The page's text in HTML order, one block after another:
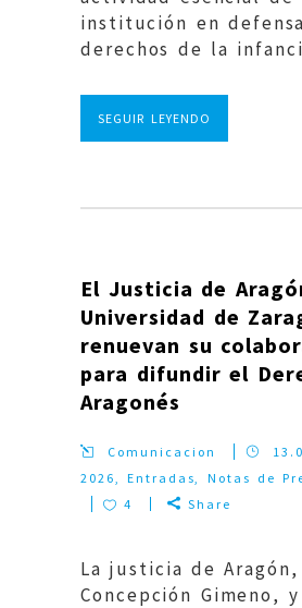
institución en
derechos de la
SEGUIR LEYENDO
El Justicia de
Universidad de
renuevan su
para difundir el
Aragonés
Comunicacion
2026,Entradas, Notas de
4
Share
La justicia de Aragón,
Concepción Gimeno,